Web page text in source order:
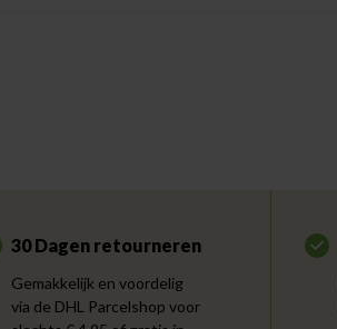
30 Dagen retourneren
Gemakkelijk en voordelig
via de DHL Parcelshop voor